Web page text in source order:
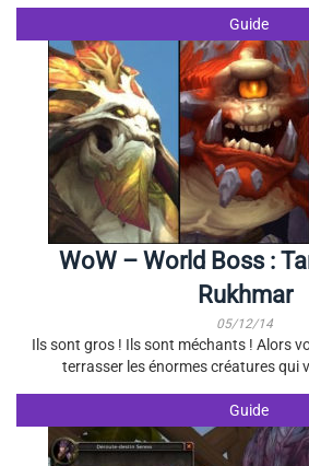
Guide
WoW – World Boss :
Rukhmar
05/12/14
Ils sont gros ! Ils sont méchants ! Alors
terrasser les énormes créatures qui
Guide